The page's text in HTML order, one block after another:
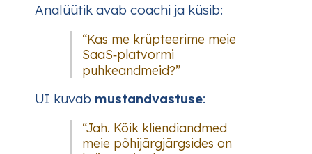
Analüütik avab coachi ja küsib:
“Kas me krüpteerime meie
SaaS‑platvormi
puhkeandmeid?”
UI kuvab mustandvastuse:
“Jah. Kõik kliendiandmed
meie põhijärgjärgsides on